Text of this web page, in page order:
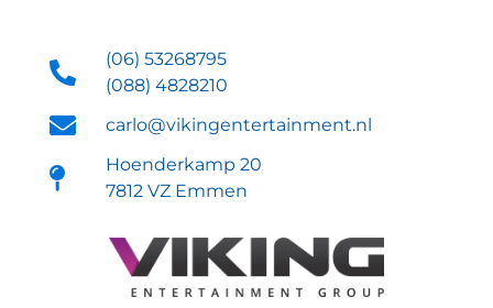
(06) 53268795
(088) 4828210
carlo@vikingentertainment.nl
Hoenderkamp 20
7812 VZ Emmen